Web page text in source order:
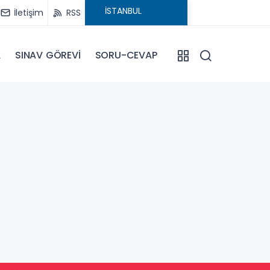
İletişim RSS
SINAV GÖREVİ SORU-CEVAP